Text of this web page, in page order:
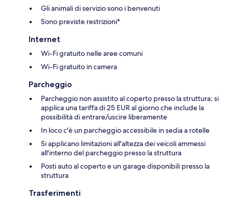
Gli animali di servizio sono i benvenuti
Sono previste restrizioni*
Internet
Wi-Fi gratuito nelle aree comuni
Wi-Fi gratuito in camera
Parcheggio
Parcheggio non assistito al coperto presso la struttura; si
applica una tariffa di 25 EUR al giorno che include la
possibilità di entrare/uscire liberamente
In loco c'è un parcheggio accessibile in sedia a rotelle
Si applicano limitazioni all'altezza dei veicoli ammessi
all'interno del parcheggio presso la struttura
Posti auto al coperto e un garage disponibili presso la
struttura
Trasferimenti